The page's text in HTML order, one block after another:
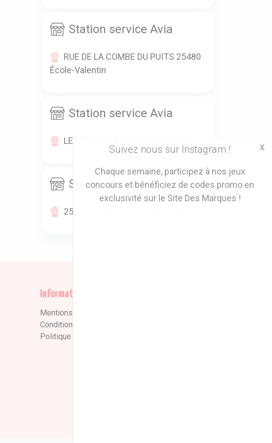
Station service Avia
RUE DE LA COMBE DU PUITS 25480
École-Valentin
Station service Avia
LES TROUILLETS 25640 Roulans
Station service Avia
25 ROUTE DE LYON 25720 Beure
Suivez nous sur Instagram !
Chaque semaine, participez à nos jeux
concours et bénéficiez de codes promo en
exclusivité sur le Site Des Marques !
X
Informations
Mentions légales
Conditions générales de vente
Politique de confidentialité